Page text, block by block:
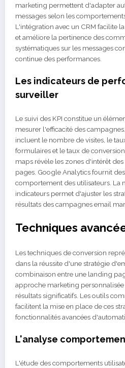
marketing permettent d'adapter
messages selon les
L'intégration avec un CRM facilite
et améliore la pertinence des
systématiques sur les messages
continue des performances.
Les indicateurs de
surveiller
Le suivi des KPI constitue un
mesurer l'efficacité des
incluent le nombre de visites, le
formulaires et le taux de
maps révèle les zones d'intérêt
pages. Google Analytics fournit
comportement des utilisateurs. La
indicateurs permet d'ajuster les
résultats des campagnes email
Techniques
Les techniques de conversion
dans la réussite d'une stratégie
combinaison entre une landing
approche marketing
résultats significatifs. Les outils
facilitent la mise en place de ces
fonctionnalités avancées
L'analyse
L'étude des comportements